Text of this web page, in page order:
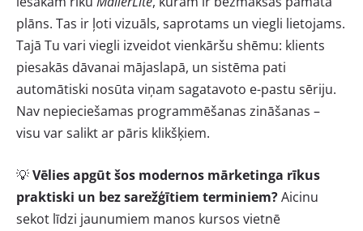
plāns. Tas ir ļoti vizuāls, saprotams un viegli lietojams.
Tajā Tu vari viegli izveidot vienkāršu shēmu: klients
piesakās dāvanai mājaslapā, un sistēma pati
automātiski nosūta viņam sagatavoto e-pastu sēriju.
Nav nepieciešamas programmēšanas zināšanas –
visu var salikt ar pāris klikšķiem.
💡Vēlies apgūt šos modernos mārketinga rīkus
praktiski un bez sarežģītiem terminiem?Aicinu
sekot līdzi jaunumiem manos kursos vietnē